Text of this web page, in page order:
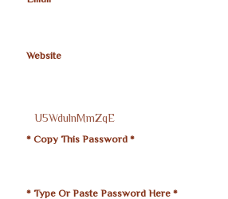
Website
* Copy This Password *
* Type Or Paste Password Here *